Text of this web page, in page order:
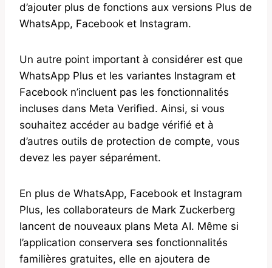
d’ajouter plus de fonctions aux versions Plus de
WhatsApp, Facebook et Instagram.
Un autre point important à considérer est que
WhatsApp Plus et les variantes Instagram et
Facebook n’incluent pas les fonctionnalités
incluses dans Meta Verified. Ainsi, si vous
souhaitez accéder au badge vérifié et à
d’autres outils de protection de compte, vous
devez les payer séparément.
En plus de WhatsApp, Facebook et Instagram
Plus, les collaborateurs de Mark Zuckerberg
lancent de nouveaux plans Meta AI. Même si
l’application conservera ses fonctionnalités
familières gratuites, elle en ajoutera de